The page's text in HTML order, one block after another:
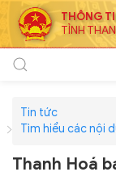
THÔNG
TỈNH
Tin tức
Tìm hiểu các nội
Thanh Hoá